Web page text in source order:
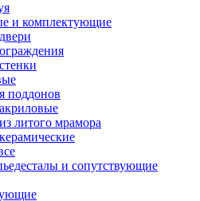
и комплектующие
поддонов
литого мрамора
и сопутствующие